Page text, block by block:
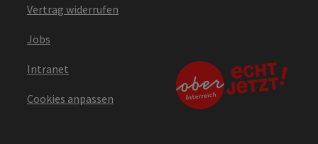
Vertrag widerrufen
Jobs
Intranet
Cookies anpassen